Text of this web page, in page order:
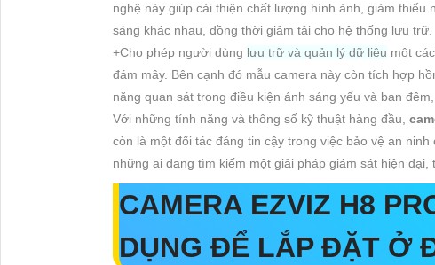
nghệ này giúp cải thiện chất lượng hình ảnh, giảm
sáng khác nhau, đồng thời giảm tải cho hệ thống lưu trữ.
+Cho phép người dùng lưu trữ và quản lý dữ liệu một
đám mây. Bên cạnh đó mẫu camera này còn tích hợp
năng quan sát trong điều kiện ánh sáng yếu và ban
Với những tính năng và thông số kỹ thuật hàng đầu,
còn là một đối tác đáng tin cậy trong việc bảo vệ an
những ai đang tìm kiếm một giải pháp giám sát hiện đại,
CAMERA EZVIZ H8
DỤNG ĐỂ LẮP ĐẶT Ở